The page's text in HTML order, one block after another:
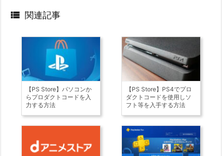
 関連記事
【PS Store】パソコンか
らプロダクトコードを入
力する方法
【PS Store】PS4でプロ
ダクトコードを使用しソ
フト等を入手する方法